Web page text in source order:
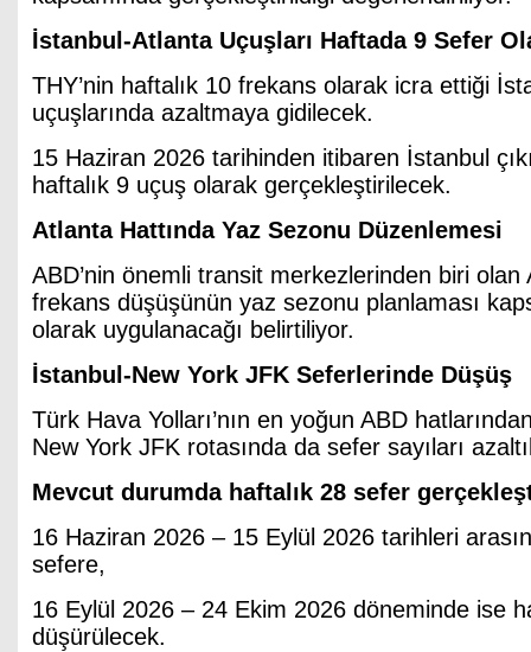
İstanbul-Atlanta Uçuşları Haftada 9 Sefer
THY’nin haftalık 10 frekans olarak icra ettiği
uçuşlarında azaltmaya gidilecek.
15 Haziran 2026 tarihinden itibaren İstanbul
haftalık 9 uçuş olarak gerçekleştirilecek.
Atlanta Hattında Yaz Sezonu Düzenlemesi
ABD’nin önemli transit merkezlerinden biri olan
frekans düşüşünün yaz sezonu planlaması
olarak uygulanacağı belirtiliyor.
İstanbul-New York JFK Seferlerinde Düşüş
Türk Hava Yolları’nın en yoğun ABD
New York JFK rotasında da sefer sayıları
Mevcut durumda haftalık 28 sefer
16 Haziran 2026 – 15 Eylül 2026 tarihleri
sefere,
16 Eylül 2026 – 24 Ekim 2026 döneminde ise
düşürülecek.